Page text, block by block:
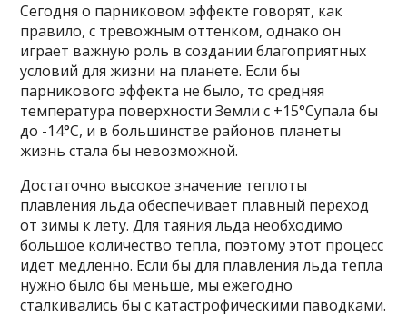
Сегодня о парниковом эффекте говорят, как
правило, с тревожным оттенком, однако он
играет важную роль в создании благоприятных
условий для жизни на планете. Если бы
парникового эффекта не было, то средняя
температура поверхности Земли с +15°Cупала бы
до -14°C, и в большинстве районов планеты
жизнь стала бы невозможной.
Достаточно высокое значение теплоты
плавления льда обеспечивает плавный переход
от зимы к лету. Для таяния льда необходимо
большое количество тепла, поэтому этот процесс
идет медленно. Если бы для плавления льда тепла
нужно было бы меньше, мы ежегодно
сталкивались бы с катастрофическими паводками.